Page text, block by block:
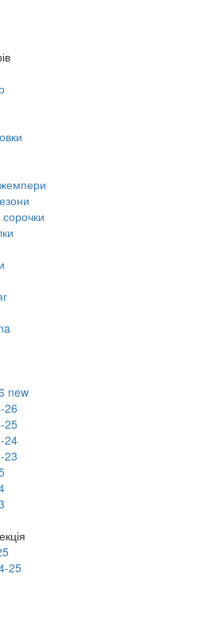
сорочки
new
26
25
24
23
25